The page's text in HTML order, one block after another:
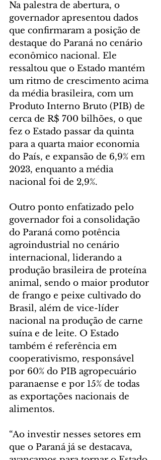
Na palestra de abertura, o
governador apresentou dados
que confirmaram a posição de
destaque do Paraná no cenário
econômico nacional. Ele
ressaltou que o Estado mantém
um ritmo de crescimento acima
da média brasileira, com um
Produto Interno Bruto (PIB) de
cerca de R$ 700 bilhões, o que
fez o Estado passar da quinta
para a quarta maior economia
do País, e expansão de 6,9% em
2023, enquanto a média
nacional foi de 2,9%.
Outro ponto enfatizado pelo
governador foi a consolidação
do Paraná como potência
agroindustrial no cenário
internacional, liderando a
produção brasileira de proteína
animal, sendo o maior produtor
de frango e peixe cultivado do
Brasil, além de vice-líder
nacional na produção de carne
suína e de leite. O Estado
também é referência em
cooperativismo, responsável
por 60% do PIB agropecuário
paranaense e por 15% de todas
as exportações nacionais de
alimentos.
“Ao investir nesses setores em
que o Paraná já se destacava,